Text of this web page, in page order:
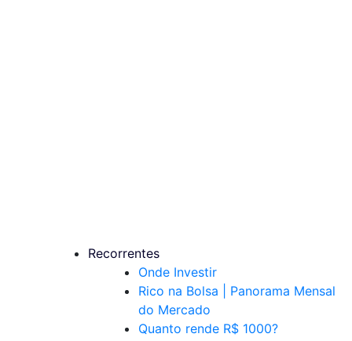
Recorrentes
Onde Investir
Rico na Bolsa | Panorama Mensal
do Mercado
Quanto rende R$ 1000?